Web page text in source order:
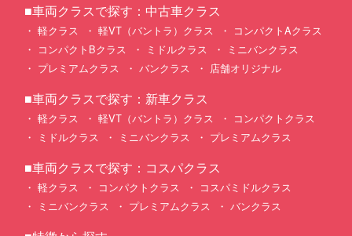
■車両クラスで探す：中古車クラス
軽クラス 軽VT（バントラ）クラス
コンパクトAクラス
コンパクトBクラス
ミドルクラス
ミニバンクラス
プレミアムクラス
バンクラス 店舗オリジナル
■車両クラスで探す：新車クラス
軽クラス 軽VT（バントラ）クラス
コンパクトクラス
ミドルクラス
ミニバンクラス プレミアムクラス
■車両クラスで探す：コスパクラス
軽クラス コンパクトクラス
コスパミドルクラス
ミニバンクラス
プレミアムクラス バンクラス